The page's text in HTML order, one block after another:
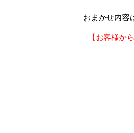
おまかせ内容
【お客様か